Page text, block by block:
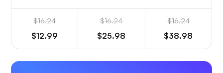
$16.24
$12.99
$16.24
$25.98
$16.24
$38.98